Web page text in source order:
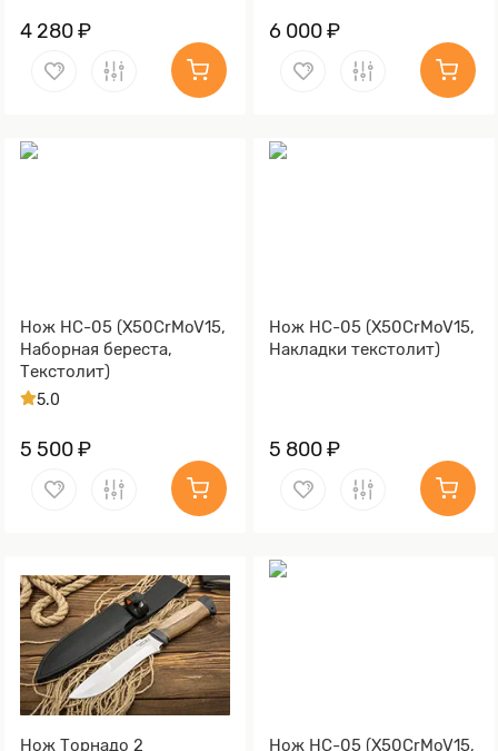
4 280 ₽ 6 000 ₽
Нож НС-05 (X50CrMoV15,
Наборная береста,
Текстолит)
5.0
5 500 ₽
Нож НС-05 (X50CrMoV15,
Накладки текстолит)
5 800 ₽
Нож Торнадо 2 Нож НС-05 (X50CrMoV15,